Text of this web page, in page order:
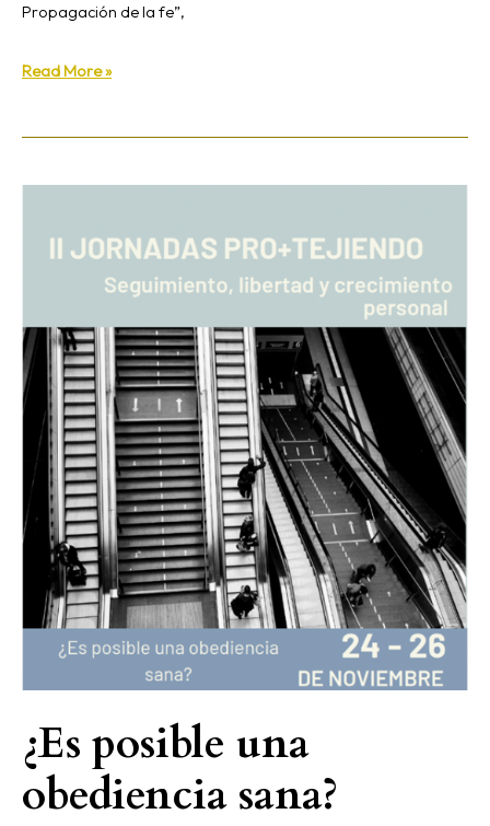
Propagación de la fe”,
Read More »
¿Es posible una
obediencia sana?